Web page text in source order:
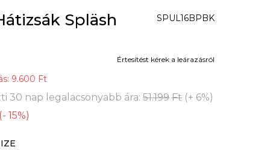
Spläsh SPUL16BPBK
9.600 Ft
30 nap legalacsonyabb ára: 51.199 Ft (+ 6%)
- 15%)
Értesítést kérek a leárazásról